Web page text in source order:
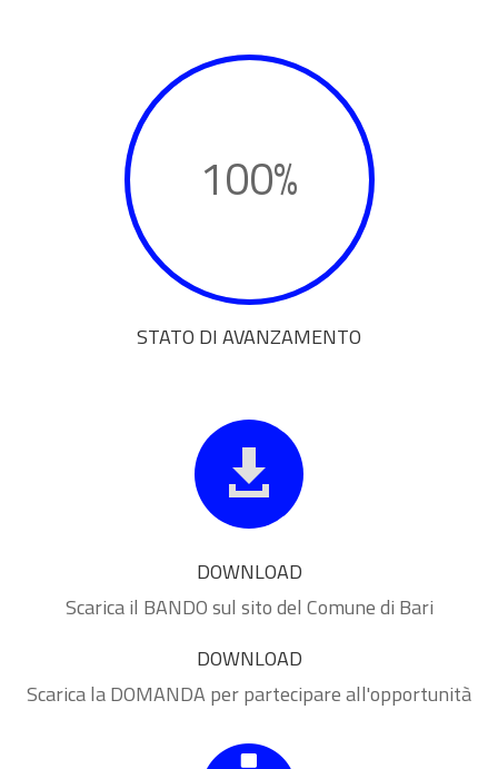
100%
STATO DI AVANZAMENTO

DOWNLOAD
Scarica il BANDO sul sito del Comune di Bari
DOWNLOAD
Scarica la DOMANDA per partecipare all'opportunità